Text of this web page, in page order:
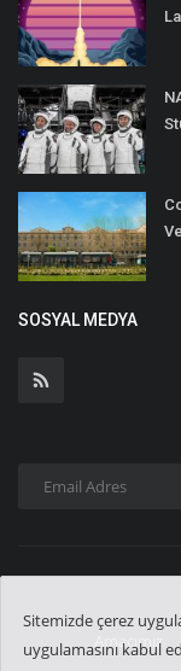
SOSYAL MEDYA
Amacımız
Sitemizde çerez
uygulamasını kabul